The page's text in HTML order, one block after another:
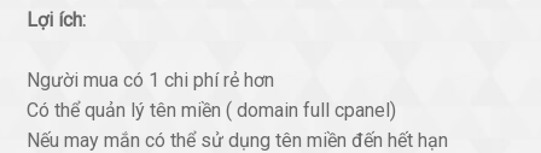
Lợi ích:
Người mua có 1 chi phí rẻ hơn
Có thể quản lý tên miền ( domain full cpanel)
Nếu may mắn có thể sử dụng tên miền đến hết hạn